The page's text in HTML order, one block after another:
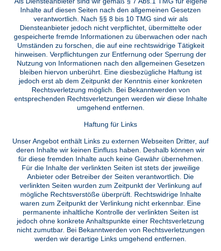
Inhalte auf diesen Seiten nach den allgemeinen Gesetzen
verantwortlich. Nach §§ 8 bis 10 TMG sind wir als
Diensteanbieter jedoch nicht verpflichtet, übermittelte oder
gespeicherte fremde Informationen zu überwachen oder nach
Umständen zu forschen, die auf eine rechtswidrige Tätigkeit
hinweisen. Verpflichtungen zur Entfernung oder Sperrung der
Nutzung von Informationen nach den allgemeinen Gesetzen
bleiben hiervon unberührt. Eine diesbezügliche Haftung ist
jedoch erst ab dem Zeitpunkt der Kenntnis einer konkreten
Rechtsverletzung möglich. Bei Bekanntwerden von
entsprechenden Rechtsverletzungen werden wir diese Inhalte
umgehend entfernen.
Haftung für Links
Unser Angebot enthält Links zu externen Webseiten Dritter, auf
deren Inhalte wir keinen Einfluss haben. Deshalb können wir
für diese fremden Inhalte auch keine Gewähr übernehmen.
Für die Inhalte der verlinkten Seiten ist stets der jeweilige
Anbieter oder Betreiber der Seiten verantwortlich. Die
verlinkten Seiten wurden zum Zeitpunkt der Verlinkung auf
mögliche Rechtsverstöße überprüft. Rechtswidrige Inhalte
waren zum Zeitpunkt der Verlinkung nicht erkennbar. Eine
permanente inhaltliche Kontrolle der verlinkten Seiten ist
jedoch ohne konkrete Anhaltspunkte einer Rechtsverletzung
nicht zumutbar. Bei Bekanntwerden von Rechtsverletzungen
werden wir derartige Links umgehend entfernen.